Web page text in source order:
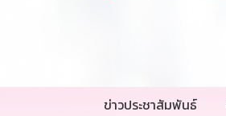
ข่าวประชาสัมพันธ์